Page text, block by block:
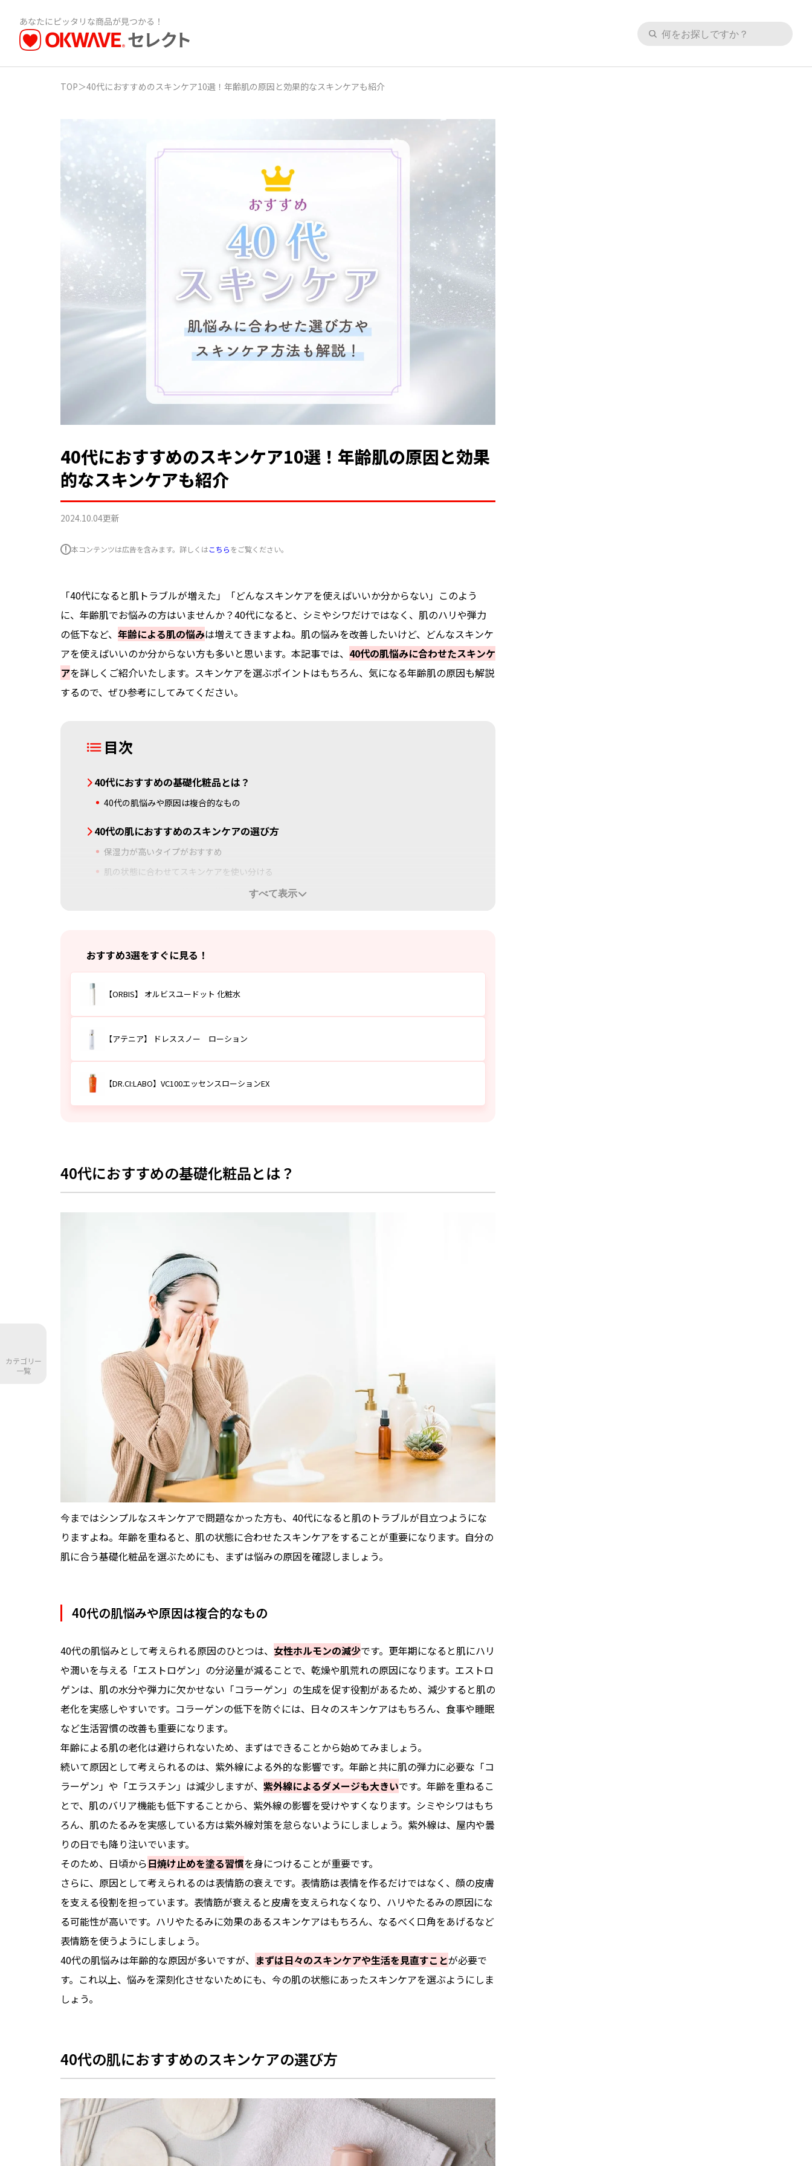
TOP＞40代におすすめのスキンケア10選！年齢肌の原因と効果的なスキンケアも紹介
カテゴリー
一覧
40代におすすめのスキンケア10選！年齢肌の原因と効果
的なスキンケアも紹介
2024.10.04更新
本コンテンツは広告を含みます。詳しくはこちらをご覧ください。
「40代になると肌トラブルが増えた」「どんなスキンケアを使えばいいか分からない」このよう
に、年齢肌でお悩みの方はいませんか？40代になると、シミやシワだけではなく、肌のハリや弾力
の低下など、 年齢による肌の悩みは増えてきますよね。肌の悩みを改善したいけど、どんなスキンケ
アを使えばいいのか分からない方も多いと思います。本記事では、 40代の肌悩みに合わせたスキンケ
アを詳しくご紹介いたします。スキンケアを選ぶポイントはもちろん、気になる年齢肌の原因も解説
するので、ぜひ参考にしてみてください。
目次
40代におすすめの基礎化粧品とは？
40代の肌悩みや原因は複合的なもの
40代の肌におすすめのスキンケアの選び方
保湿力が高いタイプがおすすめ
肌の状態に合わせてスキンケアを使い分ける
【ORBIS】 オルビスユードット 化粧水
【アテニア】 ドレススノー ローション
【DR.CI:LABO】VC100エッセンスローションEX
【エリクシール】リフトモイスト ローション SP Ⅱ
【FANCL】エンリッチプラス 化粧液 II しっとり
ビバリーグレンラボラトリーズ【b.glen】QuSomeローション
花王【キュレル】 キュレル エイジングケアシリーズ 化粧水
Q.40代でプチプラアイテムを使うのはNG？
まとめ｜40代の肌に合わせたスキンケアで悩みを改善しよう
すべて表示
おすすめ3選をすぐに見る！
【ORBIS】 オルビスユードット 化粧水
【アテニア】 ドレススノー ローション
【DR.CI:LABO】VC100エッセンスローションEX
40代におすすめの基礎化粧品とは？
今まではシンプルなスキンケアで問題なかった方も、40代になると肌のトラブルが目立つようにな
りますよね。年齢を重ねると、肌の状態に合わせたスキンケアをすることが重要になります。自分の
肌に合う基礎化粧品を選ぶためにも、まずは悩みの原因を確認しましょう。
40代の肌悩みや原因は複合的なもの
40代の肌悩みとして考えられる原因のひとつは、 女性ホルモンの減少です。更年期になると肌にハリ
や潤いを与える「エストロゲン」の分泌量が減ることで、乾燥や肌荒れの原因になります。エストロ
ゲンは、肌の水分や弾力に欠かせない「コラーゲン」の生成を促す役割があるため、減少すると肌の
老化を実感しやすいです。コラーゲンの低下を防ぐには、日々のスキンケアはもちろん、食事や睡眠
など生活習慣の改善も重要になります。
年齢による肌の老化は避けられないため、まずはできることから始めてみましょう。
続いて原因として考えられるのは、紫外線による外的な影響です。年齢と共に肌の弾力に必要な「コ
ラーゲン」や「エラスチン」は減少しますが、 紫外線によるダメージも大きいです。年齢を重ねるこ
とで、肌のバリア機能も低下することから、紫外線の影響を受けやすくなります。シミやシワはもち
ろん、肌のたるみを実感している方は紫外線対策を怠らないようにしましょう。紫外線は、屋内や曇
りの日でも降り注いでいます。
そのため、日頃から日焼け止めを塗る習慣を身につけることが重要です。
さらに、原因として考えられるのは表情筋の衰えです。表情筋は表情を作るだけではなく、顔の皮膚
を支える役割を担っています。表情筋が衰えると皮膚を支えられなくなり、ハリやたるみの原因にな
る可能性が高いです。ハリやたるみに効果のあるスキンケアはもちろん、なるべく口角をあげるなど
表情筋を使うようにしましょう。
40代の肌悩みは年齢的な原因が多いですが、 まずは日々のスキンケアや生活を見直すことが必要で
す。これ以上、悩みを深刻化させないためにも、今の肌の状態にあったスキンケアを選ぶようにしま
しょう。
40代の肌におすすめのスキンケアの選び方